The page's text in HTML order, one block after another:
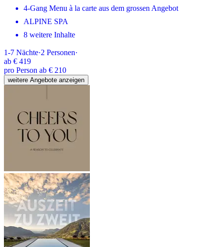
4-Gang Menu à la carte aus dem grossen Angebot
ALPINE SPA
8 weitere Inhalte
1-7 Nächte·2 Personen·
ab € 419
pro Person ab € 210
weitere Angebote anzeigen